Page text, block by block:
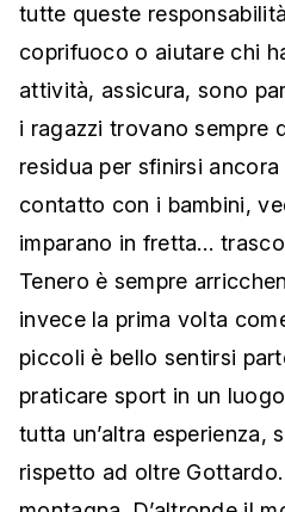
tutte queste
coprifuoco o aiutare chi
attività, assicura, sono
i ragazzi trovano sempre
residua per sfinirsi
contatto con i bambini,
imparano in fretta…
Tenero è sempre
invece la prima volta
piccoli è bello sentirsi
praticare sport in un
tutta un’altra esperienza,
rispetto ad oltre Gottardo.